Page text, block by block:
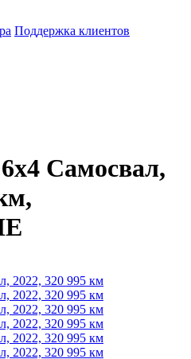
Поддержка клиентов
Самосвал,